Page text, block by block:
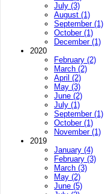
July (3)
August (1)
September (1)
October (1)
December (1)
2020
February (2)
March (2)
April (2)
May (3)
June (2)
July (1)
September (1)
October (1)
November (1)
2019
January (4)
February (3)
March (3)
May (2)
June (5)